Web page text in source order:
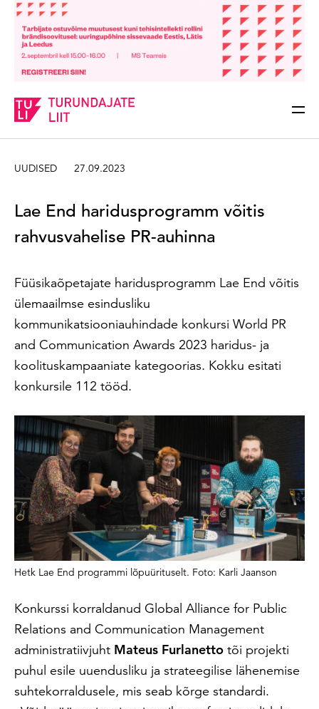
Sisesta märksõna
UUDISED 27.09.2023
Lae End haridusprogramm võitis
rahvusvahelise PR-auhinna
Füüsikaõpetajate haridusprogramm Lae End võitis
ülemaailmse esindusliku
kommunikatsiooniauhindade konkursi World PR
and Communication Awards 2023 haridus- ja
koolituskampaaniate kategoorias. Kokku esitati
konkursile 112 tööd.
Hetk Lae End programmi lõpuürituselt. Foto: Karli Jaanson
Konkurssi korraldanud Global Alliance for Public
Relations and Communication Management
administratiivjuht Mateus Furlanetto tõi projekti
puhul esile uuendusliku ja strateegilise lähenemise
suhtekorraldusele, mis seab kõrge standardi.